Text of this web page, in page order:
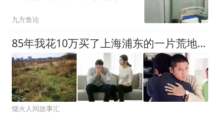
九方鱼论
85年我花10万买了上海浦东的一片荒地，25年后看到拆迁款我傻眼了
烟火人间故事汇